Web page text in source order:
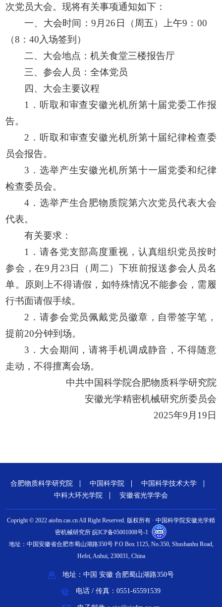
次党员大会。现将有关事项通知如下：
一、大会时间：9月26日（周五）上午9：00
（8：40入场签到）
二、大会地点：机关食堂三楼报告厅
三、参会人员：全体党员
四、大会主要议程
1．听取和审查安徽光机所第十届党委工作报
告。
2．听取和审查安徽光机所第十届纪律检查委
员会报告。
3．选举产生安徽光机所第十一届党委和纪律
检查委员会。
4．选举产生合肥物质院第六次党员代表大会
代表。
有关要求：
1．请各党支部高度重视，认真组织党员按时
参会，在9月23日（周二）下班前报送参会人员名
单。原则上不得请假，如特殊情况不能参会，需履
行书面请假手续。
2．请参会党员佩戴党员徽章，自带签字笔，
提前20分钟到场。
3．大会期间，请将手机调成静音，不得随意
走动，不得擅离会场。
中共中国科学院合肥物质科学研究院
安徽光学精密机械研究所委员会
2025年9月19日
合肥物质科学研究院 中国科学院
中国科学技术大学
中科大环光学院
安徽省光学学会
Copright © 2022 aiofm.cas.cn All Right Reserved. 版权所有 · 中国科学院安徽光学精
密机械研究所 皖ICP备05001008号-1
地址：中国安徽省合肥市蜀山湖路350号 P.O Box 1125, No.350, Shushanhu Road,
Hefei, Anhui, 230031, China
地址：中国 安徽 合肥蜀山湖路350号
电话 / 传真：0551-65591539